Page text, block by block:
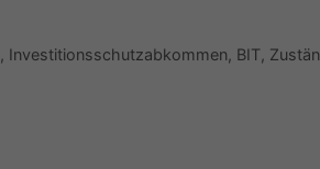
, Investitionsschutzabkommen, BIT,